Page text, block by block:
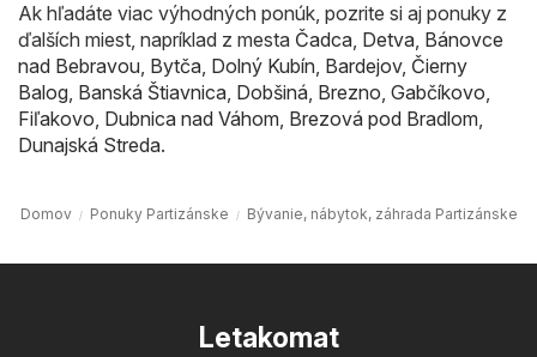
Ak hľadáte viac výhodných ponúk, pozrite si aj ponuky z
ďalších miest, napríklad z mesta Čadca, Detva, Bánovce
nad Bebravou, Bytča, Dolný Kubín, Bardejov, Čierny
Balog, Banská Štiavnica, Dobšiná, Brezno, Gabčíkovo,
Fiľakovo, Dubnica nad Váhom, Brezová pod Bradlom,
Dunajská Streda.
Domov Ponuky Partizánske Bývanie, nábytok, záhrada Partizánske
Letakomat